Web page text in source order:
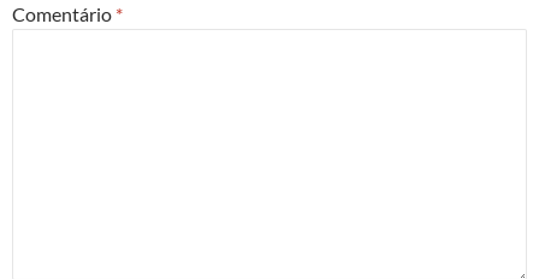
Comentário *